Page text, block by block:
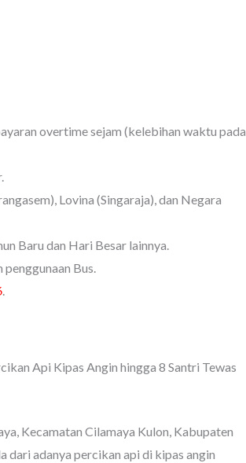
overtime sejam (kelebihan waktu pada
Lovina (Singaraja), dan Negara
Baru dan Hari Besar lainnya.
Bus.
.
Api Kipas Angin hingga 8 Santri Tewas
Kecamatan Cilamaya Kulon, Kabupaten
dari adanya percikan api di kipas angin